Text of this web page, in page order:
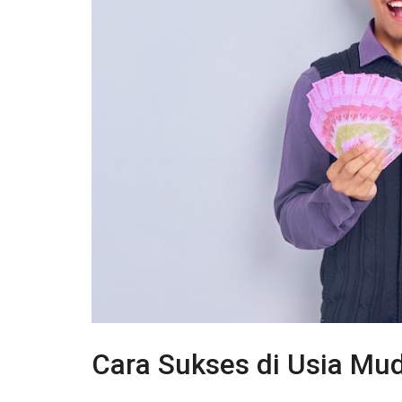
Cara Sukses di Usia